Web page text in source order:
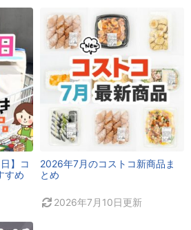
】コ
すめ
2026年7月のコストコ新商品ま
とめ
2026年7月10日更新